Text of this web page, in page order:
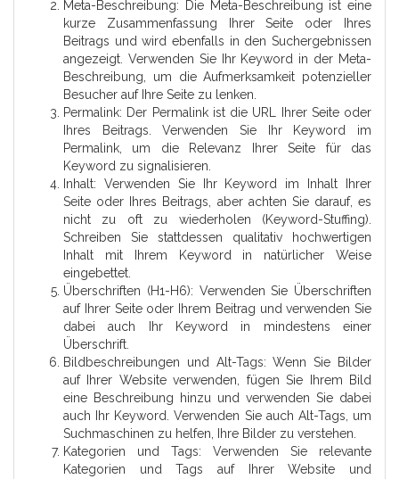
Meta-Beschreibung: Die Meta-Beschreibung ist eine
kurze Zusammenfassung Ihrer Seite oder Ihres
Beitrags und wird ebenfalls in den Suchergebnissen
angezeigt. Verwenden Sie Ihr Keyword in der Meta-
Beschreibung, um die Aufmerksamkeit potenzieller
Besucher auf Ihre Seite zu lenken.
Permalink: Der Permalink ist die URL Ihrer Seite oder
Ihres Beitrags. Verwenden Sie Ihr Keyword im
Permalink, um die Relevanz Ihrer Seite für das
Keyword zu signalisieren.
Inhalt: Verwenden Sie Ihr Keyword im Inhalt Ihrer
Seite oder Ihres Beitrags, aber achten Sie darauf, es
nicht zu oft zu wiederholen (Keyword-Stuffing).
Schreiben Sie stattdessen qualitativ hochwertigen
Inhalt mit Ihrem Keyword in natürlicher Weise
eingebettet.
Überschriften (H1-H6): Verwenden Sie Überschriften
auf Ihrer Seite oder Ihrem Beitrag und verwenden Sie
dabei auch Ihr Keyword in mindestens einer
Überschrift.
Bildbeschreibungen und Alt-Tags: Wenn Sie Bilder
auf Ihrer Website verwenden, fügen Sie Ihrem Bild
eine Beschreibung hinzu und verwenden Sie dabei
auch Ihr Keyword. Verwenden Sie auch Alt-Tags, um
Suchmaschinen zu helfen, Ihre Bilder zu verstehen.
Kategorien und Tags: Verwenden Sie relevante
Kategorien und Tags auf Ihrer Website und